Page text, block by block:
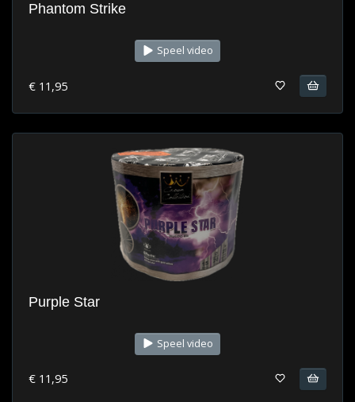
Phantom Strike
Speel video
€ 11,95
Purple Star
Speel video
€ 11,95